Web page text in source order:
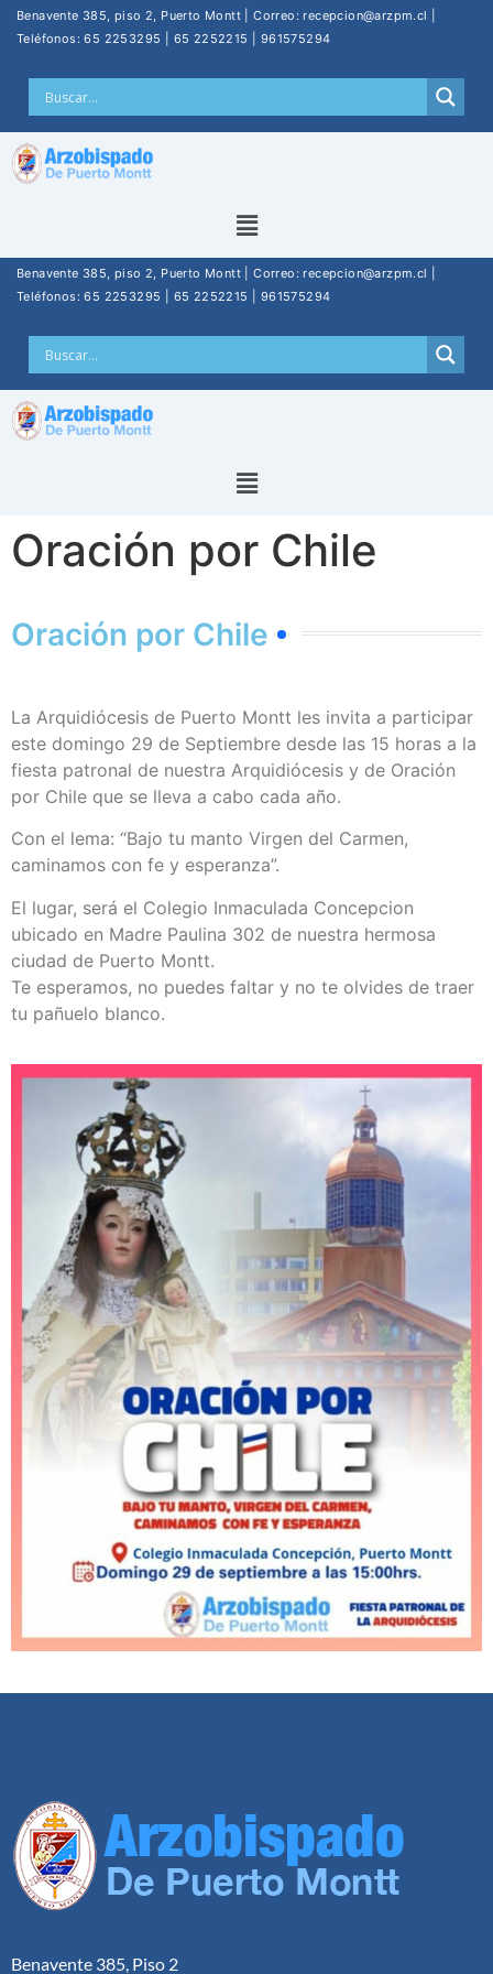
Benavente 385, piso 2, Puerto Montt | Correo: recepcion@arzpm.cl |
Teléfonos: 65 2253295 | 65 2252215 | 961575294
Benavente 385, piso 2, Puerto Montt | Correo: recepcion@arzpm.cl |
Teléfonos: 65 2253295 | 65 2252215 | 961575294
Oración por Chile
Oración por Chile
La Arquidiócesis de Puerto Montt les invita a participar
este domingo 29 de Septiembre desde las 15 horas a la
fiesta patronal de nuestra Arquidiócesis y de Oración
por Chile que se lleva a cabo cada año.
Con el lema: “Bajo tu manto Virgen del Carmen,
caminamos con fe y esperanza”.
El lugar, será el Colegio Inmaculada Concepcion
ubicado en Madre Paulina 302 de nuestra hermosa
ciudad de Puerto Montt.
Te esperamos, no puedes faltar y no te olvides de traer
tu pañuelo blanco.
Benavente 385, Piso 2